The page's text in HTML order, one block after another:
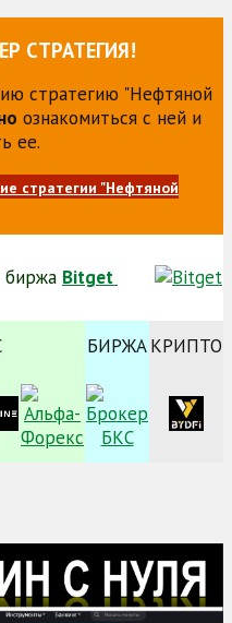
СТРАТЕГИЯ!
стратегию "Нефтяной
ознакомиться с ней и
ее.
стратегии "Нефтяной
биржа Bitget
БИРЖАКРИПТО